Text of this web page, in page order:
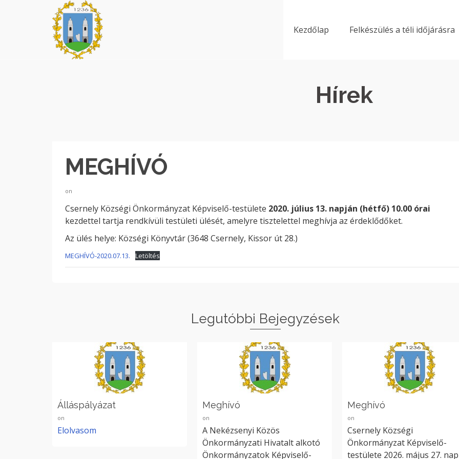
Kezdőlap Felkészülés a téli időjárásra
Hírek
MEGHÍVÓ
on
Csernely Községi Önkormányzat Képviselő-testülete 2020. július 13. napján (hétfő) 10.00 órai
kezdettel tartja rendkívüli testületi ülését, amelyre tisztelettel meghívja az érdeklődőket.
Az ülés helye: Községi Könyvtár (3648 Csernely, Kissor út 28.)
MEGHÍVÓ-2020.07.13. Letöltés
Legutóbbi Bejegyzések
Álláspályázat
on
Elolvasom
Meghívó
on
A Nekézsenyi Közös
Önkormányzati Hivatalt alkotó
Önkormányzatok Képviselő-
Meghívó
on
Csernely Községi
Önkormányzat Képviselő-
testülete 2026. május 27.